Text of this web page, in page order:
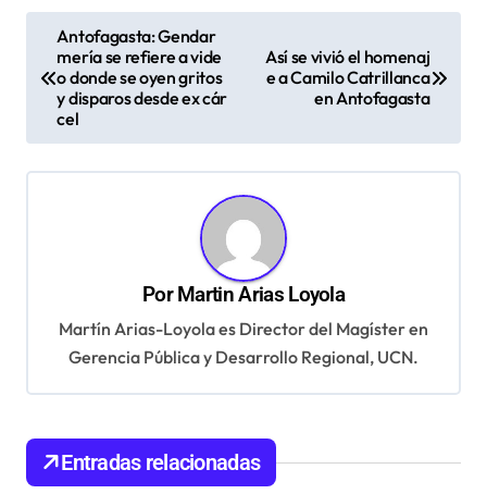
e
g
d
Antofagasta: Gendar
mería se refiere a vide
o donde se oyen gritos
y disparos desde ex cár
cel
Así se vivió el homenaj
e a Camilo Catrillanca
en Antofagasta
PorMartin Arias Loyola
Martín Arias-Loyola es Director del Magíster en
Gerencia Pública y Desarrollo Regional, UCN.
Entradas relacionadas